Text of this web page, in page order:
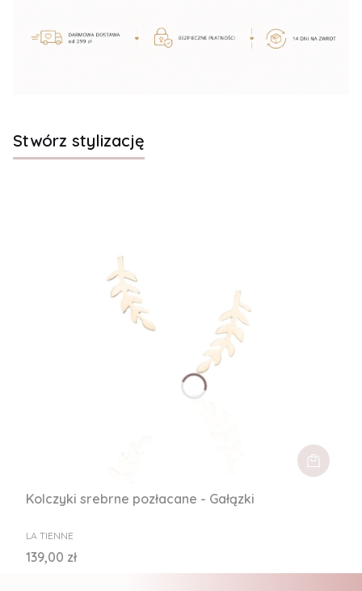
Stwórz stylizację
Kolczyki srebrne pozłacane - Gałązki
LA TIENNE
Cena
139,00 zł